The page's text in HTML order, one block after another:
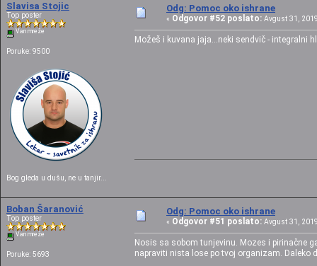
Slavisa Stojic
Top poster
Van mreže
Poruke: 9500
Bog gleda u dušu, ne u tanjir...
Odg: Pomoc oko ishrane
« Odgovor #52 poslato: Avgust 31,
Možeš i kuvana jaja...neki sendvič - integralni
Boban Šaranović
Top poster
Van mreže
Poruke: 5693
Odg: Pomoc oko ishrane
« Odgovor #51 poslato: Avgust 31,
Nosis sa sobom tunjevinu. Mozes i pirinačne
napraviti nista lose po tvoj organizam. Daleko